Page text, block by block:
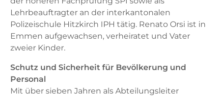
Lehrbeauftragter an der interkantonalen
Polizeischule Hitzkirch IPH tätig. Renato Orsi ist in
Emmen aufgewachsen, verheiratet und Vater
zweier Kinder.
Schutz und Sicherheit für Bevölkerung und
Personal
Mit über sieben Jahren als Abteilungsleiter